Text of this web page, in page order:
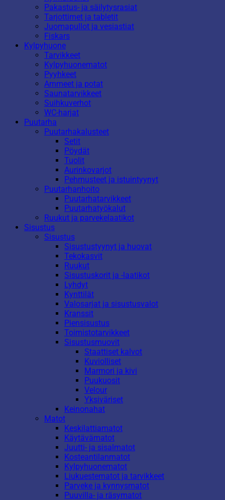
Pakastus- ja säilytysrasiat
Tarjottimet ja tabletit
Juomapullot ja vesiastiat
Fiskars
Kylpyhuone
Tarvikkeet
Kylpyhuonematot
Pyyhkeet
Ammeet ja potat
Saunatarvikkeet
Suihkuverhot
WC-harjat
Puutarha
Puutarhakalusteet
Setit
Pöydät
Tuolit
Aurinkovarjot
Pehmusteet ja istuintyynyt
Puutarhanhoito
Puutarhatarvikkeet
Puutarhatyökalut
Ruukut ja parvekelaatikot
Sisustus
Sisustus
Sisustustyynyt ja huovat
Tekokasvit
Ruukut
Sisustuskorit ja -laatikot
Lyhdyt
Kynttilät
Valosarjat ja sisustusvalot
Kranssit
Piensisustus
Toimistotarvikkeet
Sisustusmuovit
Staattiset kalvot
Kuviolliset
Marmori ja kivi
Puukuosit
Velour
Yksiväriset
Keinonahat
Matot
Keskilattiamatot
Käytävämatot
Juutti- ja sisalmatot
Kosteantilanmatot
Kylpyhuonematot
Liukuestematot ja tarvikkeet
Parveke ja kynnysmatot
Puuvilla- ja räsymatot